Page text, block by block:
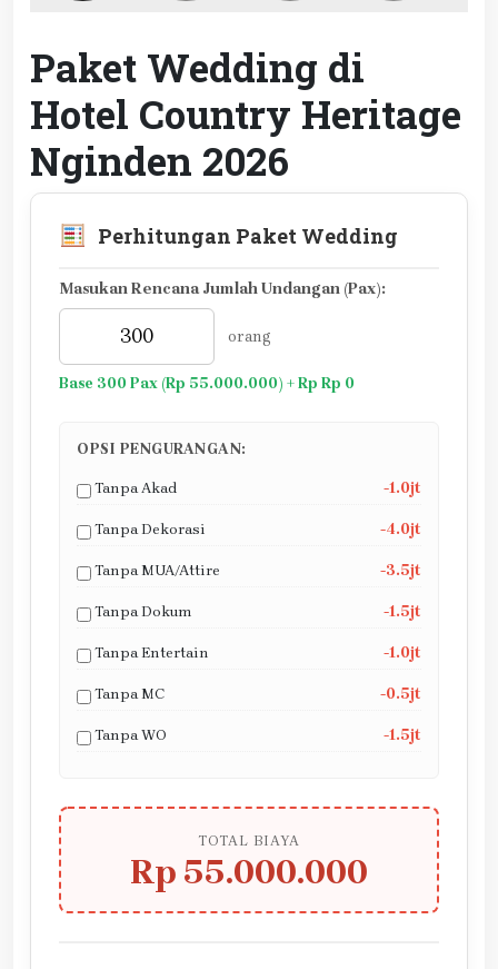
Paket Wedding di
Hotel Country Heritage
Nginden 2026
Perhitungan Paket Wedding
Masukan Rencana Jumlah Undangan (Pax):
orang
Base 300 Pax (Rp 55.000.000) + Rp Rp 0
OPSI PENGURANGAN:
Tanpa Akad -1.0jt
Tanpa Dekorasi -4.0jt
Tanpa MUA/Attire -3.5jt
Tanpa Dokum -1.5jt
Tanpa Entertain -1.0jt
Tanpa MC -0.5jt
Tanpa WO -1.5jt
TOTAL BIAYA
Rp 55.000.000